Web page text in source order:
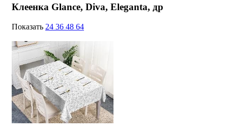
Клеенка Glance, Diva, Eleganta, др
Показать 24 36 48 64